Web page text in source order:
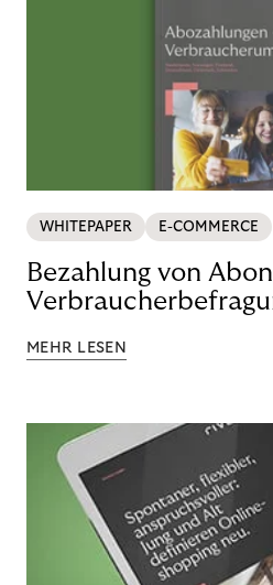
WHITEPAPER E-COMMERCE
Bezahlung von
MEHR LESEN